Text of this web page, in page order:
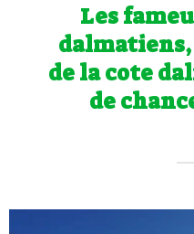
Les
de la cote
de